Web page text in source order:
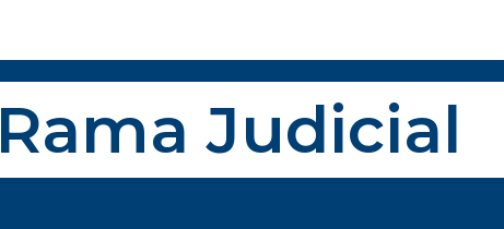
Rama Judicial